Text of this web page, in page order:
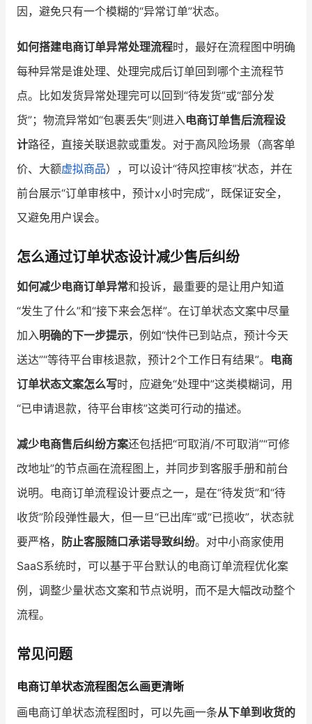
因，避免只有一个模糊的“异常订单”状态。
如何搭建电商订单异常处理流程时，最好在流程图中明确
每种异常是谁处理、处理完成后订单回到哪个主流程节
点。比如发货异常处理完可以回到“待发货”或“部分发
货”；物流异常如“包裹丢失”则进入 电商订单售后流程设
计路径，直接关联退款或重发。对于高风险场景（高客单
价、大额虚拟商品），可以设计“待风控审核”状态，并在
前台展示“订单审核中，预计x小时完成”，既保证安全，
又避免用户误会。
怎么通过订单状态设计减少售后纠纷
如何减少电商订单异常和投诉，最重要的是让用户知道
“发生了什么”和“接下来会怎样”。在订单状态文案中尽量
加入明确的下一步提示，例如“快件已到站点，预计今天
送达”“等待平台审核退款，预计2个工作日有结果”。 电商
订单状态文案怎么写时，应避免“处理中”这类模糊词，用
“已申请退款，待平台审核”这类可行动的描述。
减少电商售后纠纷方案还包括把“可取消/不可取消”“可修
改地址”的节点画在流程图上，并同步到客服手册和前台
说明。电商订单流程设计要点之一，是在“待发货”和“待
收货”阶段弹性最大，但一旦“已出库”或“已揽收”，状态就
要严格， 防止客服随口承诺导致纠纷。对中小商家使用
SaaS系统时，可以基于平台默认的电商订单流程优化案
例，调整少量状态文案和节点说明，而不是大幅改动整个
流程。
常见问题
电商订单状态流程图怎么画更清晰
画电商订单状态流程图时，可以先画一条从下单到收货的